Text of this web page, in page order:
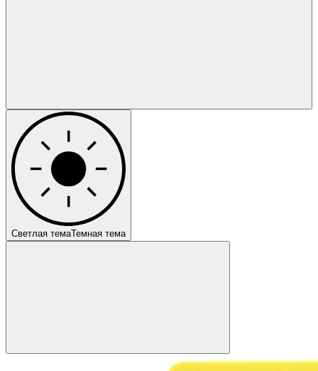
Светлая темаТемная тема